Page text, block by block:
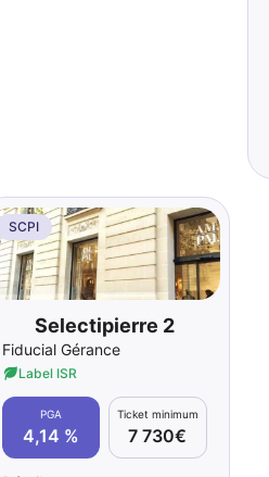
SCPI
Selectipierre 2
Fiducial Gérance
Label ISR
PGA
4,14 %
Ticket minimum
7 730€